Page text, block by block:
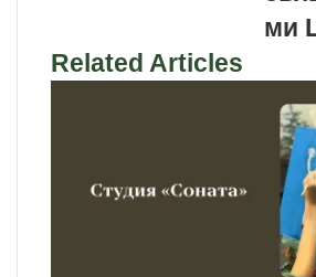
ми
Related Articles